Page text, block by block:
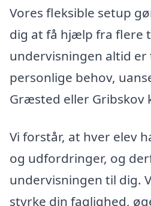
Vores fleksible setup
dig at få hjælp fra flere
undervisningen altid er
personlige behov,
Græsted eller Gribskov
Vi forstår, at hver elev
og udfordringer, og
undervisningen til dig.
styrke din faglighed,